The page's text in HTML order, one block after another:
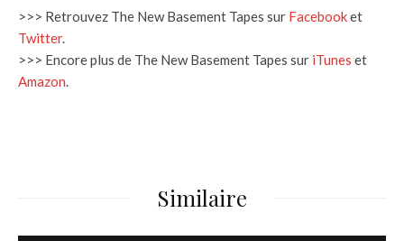
>>> Retrouvez The New Basement Tapes sur Facebooket
Twitter.
>>> Encore plus de The New Basement Tapes sur iTunes et
Amazon.
Similaire